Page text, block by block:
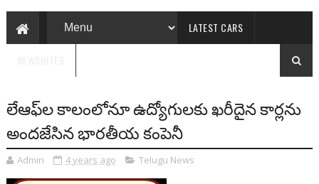
LATEST CARS
లేఆఫ్‌ల కాలంలోనూ ఉద్యోగులకు ఖరీదైన కార్లను
అందజేసిన భారతీయ కంపెనీ
Admin 4 years ago Telugu News